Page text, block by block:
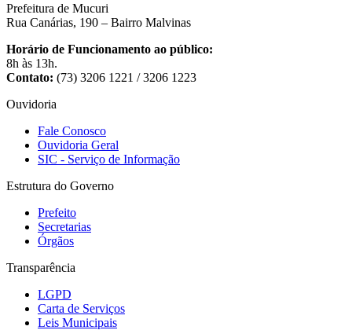
Prefeitura de Mucuri
Rua Canárias, 190 – Bairro Malvinas
Horário de Funcionamento ao público:
8h às 13h.
Contato: (73) 3206 1221 / 3206 1223
Ouvidoria
Fale Conosco
Ouvidoria Geral
SIC - Serviço de Informação
Estrutura do Governo
Prefeito
Secretarias
Órgãos
Transparência
LGPD
Carta de Serviços
Leis Municipais